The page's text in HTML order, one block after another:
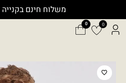
משלוח חינם בקנייה מעל
0
כמות
של